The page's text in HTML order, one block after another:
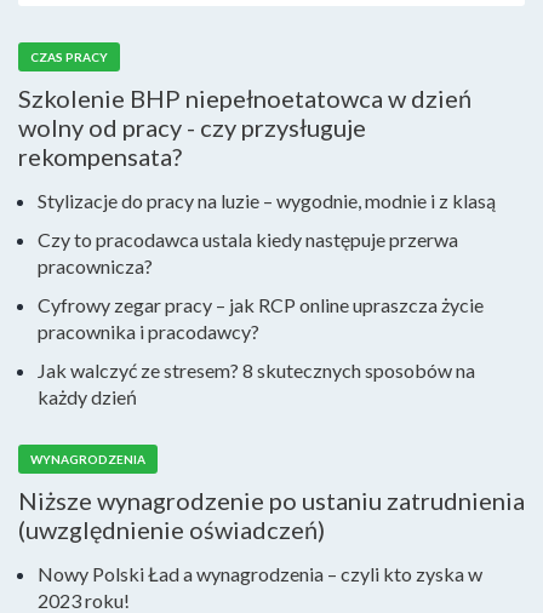
CZAS PRACY
Szkolenie BHP niepełnoetatowca w dzień
wolny od pracy - czy przysługuje
rekompensata?
Stylizacje do pracy na luzie – wygodnie, modnie i z klasą
Czy to pracodawca ustala kiedy następuje przerwa
pracownicza?
Cyfrowy zegar pracy – jak RCP online upraszcza życie
pracownika i pracodawcy?
Jak walczyć ze stresem? 8 skutecznych sposobów na
każdy dzień
WYNAGRODZENIA
Niższe wynagrodzenie po ustaniu zatrudnienia
(uwzględnienie oświadczeń)
Nowy Polski Ład a wynagrodzenia – czyli kto zyska w
2023 roku!